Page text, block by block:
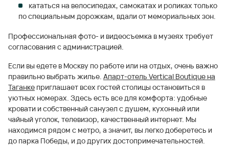
кататься на велосипедах, самокатах и роликах только
по специальным дорожкам, вдали от мемориальных зон.
Профессиональная фото- и видеосъемка в музеях требует
согласования с администрацией.
Если вы едете в Москву по работе или на отдых, очень важно
правильно выбрать жилье. Апарт-отель Vertical Boutique на
Таганке приглашает всех гостей столицы остановиться в
уютных номерах. Здесь есть все для комфорта: удобные
кровати и собственный санузел с душем, кухонный или
чайный уголок, телевизор, качественный интернет. Мы
находимся рядом с метро, а значит, вы легко доберетесь и
до парка Победы, и до других достопримечательностей.